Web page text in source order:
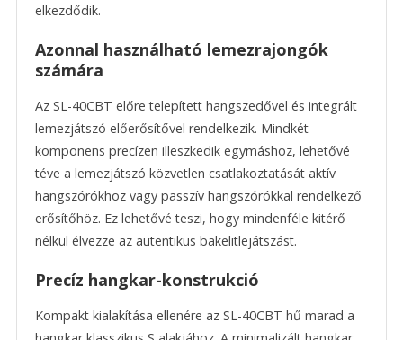
elkezdődik.
Azonnal használható lemezrajongók
számára
Az SL-40CBT előre telepített hangszedővel és integrált
lemezjátszó előerősítővel rendelkezik. Mindkét
komponens precízen illeszkedik egymáshoz, lehetővé
téve a lemezjátszó közvetlen csatlakoztatását aktív
hangszórókhoz vagy passzív hangszórókkal rendelkező
erősítőhöz. Ez lehetővé teszi, hogy mindenféle kitérő
nélkül élvezze az autentikus bakelitlejátszást.
Precíz hangkar-konstrukció
Kompakt kialakítása ellenére az SL-40CBT hű marad a